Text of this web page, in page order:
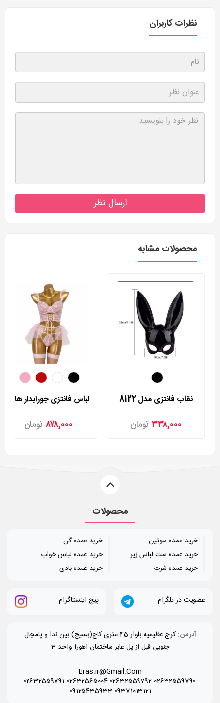
نظرات کاربران
ارسال نظر
محصولات مشابه
نقاب فانتزی مدل 8122
۳۳۸,۰۰۰ تومان ۸۷۸,۰۰۰ تومان
محصولات
خرید عمده سوتین
خرید عمده ست لباس زیر
خرید عمده شرت
خرید عمده گن
خرید عمده لباس خواب
خرید عمده بادی
عضویت در تلگرام پیج اینستاگرام
آدرس:
کرج عظیمیه بلوار 45 متری کاج(بسیج) بین ندا و پامچال
جنوبی قبل از پل عابر ساختمان اهورا واحد 3
Bras.ir@Gmail.Com
02632559791-02632565004-02632559792-02632559790-
09125435933-09371013121